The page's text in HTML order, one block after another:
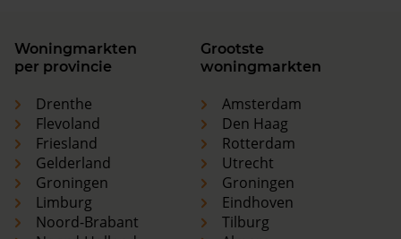
Woningmarkten
per provincie
Drenthe
Flevoland
Friesland
Gelderland
Groningen
Limburg
Noord-Brabant
Grootste
woningmarkten
Amsterdam
Den Haag
Rotterdam
Utrecht
Groningen
Eindhoven
Tilburg